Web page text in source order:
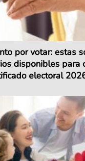
por votar: estas
disponibles para
electoral